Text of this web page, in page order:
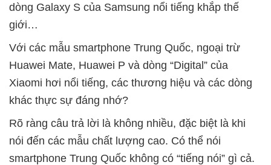
dòng Galaxy S của Samsung nổi tiếng khắp thế
giới…
Với các mẫu smartphone Trung Quốc, ngoại trừ
Huawei Mate, Huawei P và dòng “Digital” của
Xiaomi hơi nổi tiếng, các thương hiệu và các dòng
khác thực sự đáng nhớ?
Rõ ràng câu trả lời là không nhiều, đặc biệt là khi
nói đến các mẫu chất lượng cao. Có thể nói
smartphone Trung Quốc không có “tiếng nói” gì cả.